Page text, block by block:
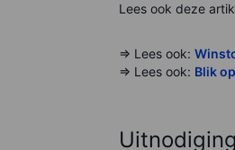
Lees ook deze
=> Lees ook:
=> Lees ook: Blik